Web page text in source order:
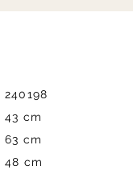
240198
43 cm
63 cm
48 cm